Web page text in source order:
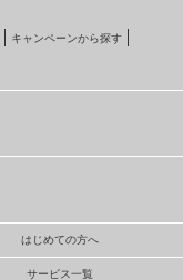
キャンペーンから探す
はじめての方へ
サービス一覧